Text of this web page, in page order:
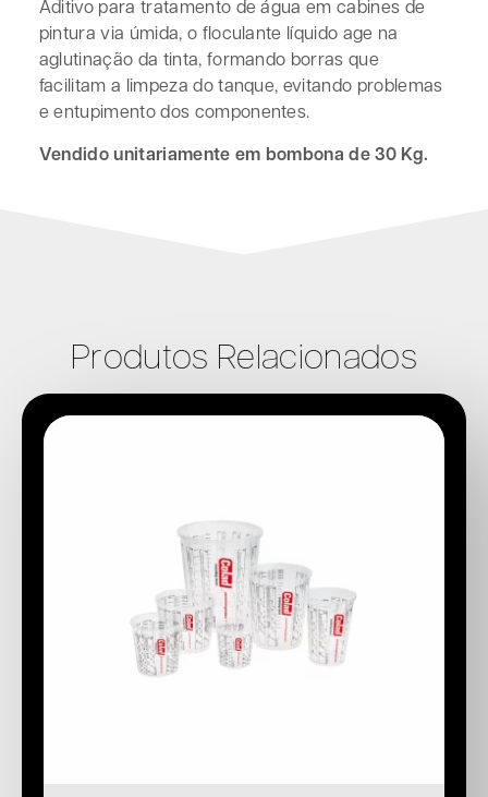
Aditivo para tratamento de água em cabines de
pintura via úmida, o floculante líquido age na
aglutinação da tinta, formando borras que
facilitam a limpeza do tanque, evitando problemas
e entupimento dos componentes.
Vendido unitariamente em bombona de 30 Kg.
Produtos Relacionados